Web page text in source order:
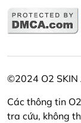
©2024 O2
Các thông tin
tra cứu, không